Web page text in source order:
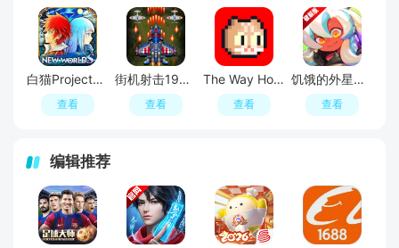
白猫Project内置菜单破解版
查看
街机射击1945无敌秒杀最新版
查看
The Way Home回家的猫内置菜单版
查看
饥饿的外星人内置菜单破解版
查看
编辑推荐